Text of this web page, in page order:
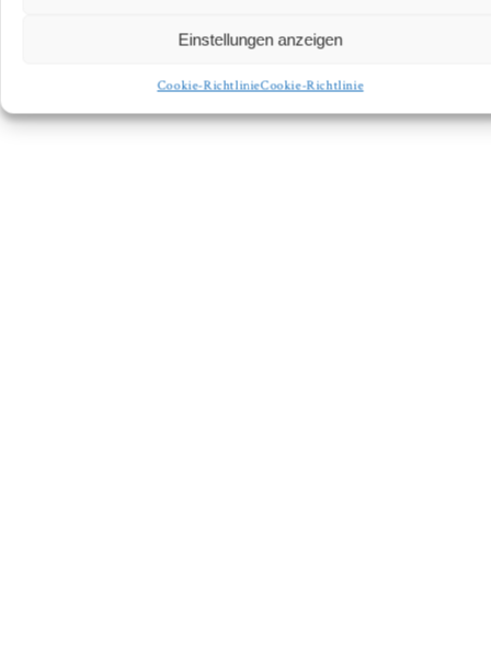
Einstellungen anzeigen
Cookie-RichtlinieCookie-Richtlinie